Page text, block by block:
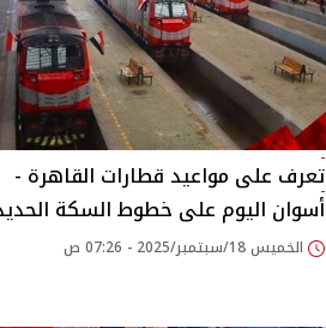
تعرف على مواعيد قطارات القاهرة -
أسوان اليوم على خطوط السكة
الخميس 18/سبتمبر/2025 - 07:26 ص